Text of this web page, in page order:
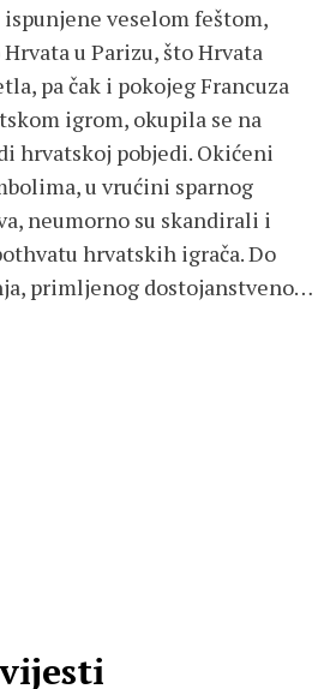
veselom feštom,
u Parizu, što Hrvata
pa čak i pokojeg Francuza
igrom, okupila se na
hrvatskoj pobjedi. Okićeni
u vrućini sparnog
neumorno su skandirali i
hrvatskih igrača. Do
primljenog dostojanstveno…